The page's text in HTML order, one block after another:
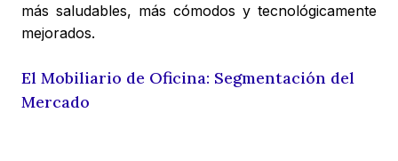
más saludables, más cómodos y tecnológicamente
mejorados.
El Mobiliario de Oficina: Segmentación del
Mercado